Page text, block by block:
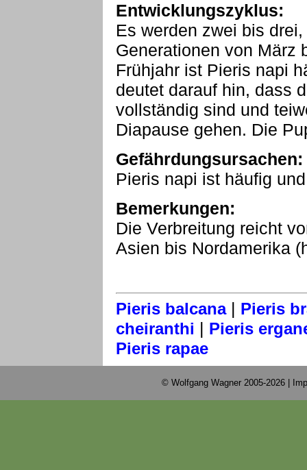
Entwicklungszyklus:
Es werden zwei bis
Generationen von März
Frühjahr ist Pieris napi
deutet darauf hin, dass
vollständig sind und
Diapause gehen. Die
Gefährdungsursachen:
Pieris napi ist häufig
Bemerkungen:
Die Verbreitung reicht
Asien bis Nordamerika
Pieris balcana| Pieris
cheiranthi | Pieris
Pieris rapae
© Wolfgang Wagner 2005-2026 |